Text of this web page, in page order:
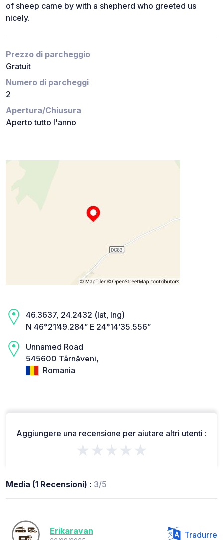
of sheep came by with a shepherd who greeted us
nicely.
Prezzo di parcheggio
Gratuit
Numero di parcheggi
2
Apertura/Chiusura
Aperto tutto l'anno
46.3637, 24.2432 (lat, lng)
N 46°21’49.284” E 24°14’35.556”
Unnamed Road
545600 Târnăveni,
Romania
Aggiungere una recensione per aiutare altri utenti :
★★★★★
Media (1 Recensioni) : 3/5
Erikaravan Tradurre